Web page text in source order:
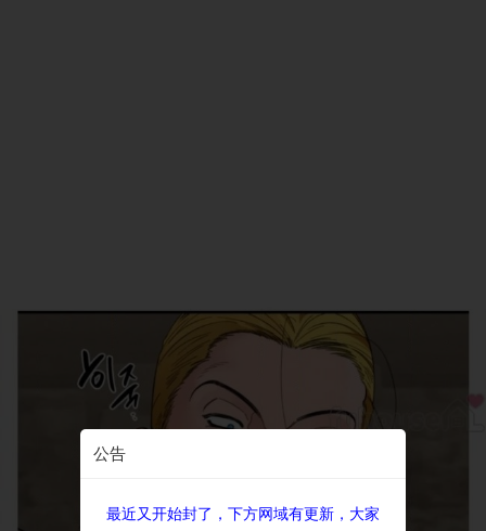
公告
最近又开始封了，下方网域有更新，大家